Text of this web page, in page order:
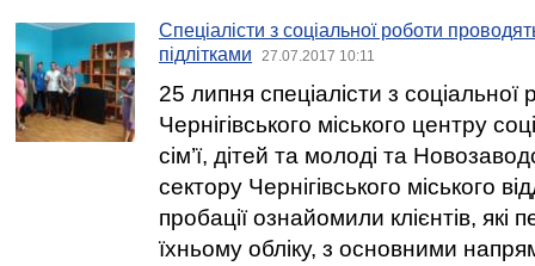
Спеціалісти з соціальної роботи
підлітками
27.07.2017 10:11
25 липня спеціалісти з соціальної
Чернігівського міського центру
сім’ї, дітей та молоді та
сектору Чернігівського міського
пробації ознайомили клієнтів, які
їхньому обліку, з основними